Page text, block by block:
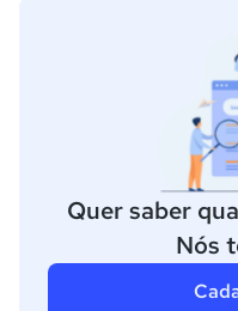
Quer saber
Nós